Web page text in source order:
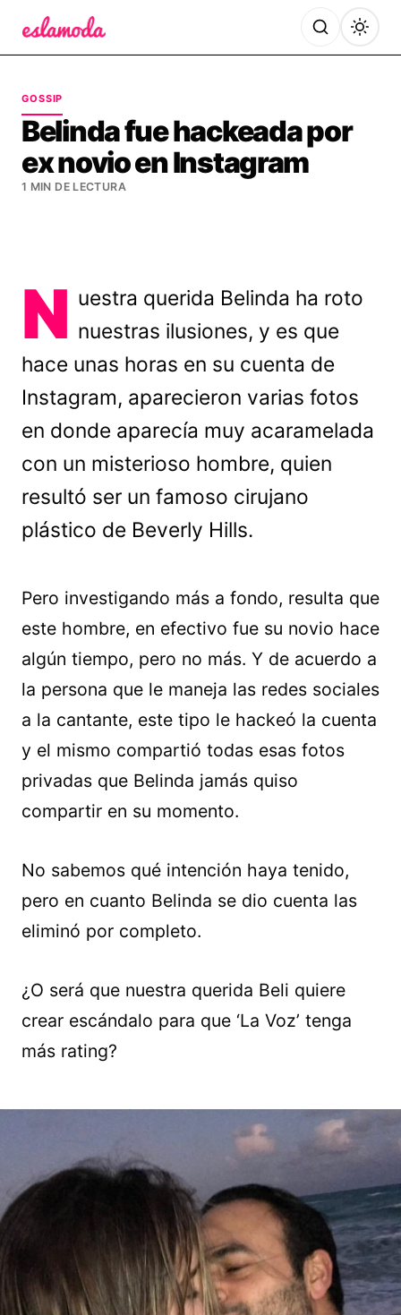
GOSSIP
Belinda fue hackeada por
ex novio en Instagram
1 MIN DE LECTURA
N uestra querida Belinda ha roto
nuestras ilusiones, y es que
hace unas horas en su cuenta de
Instagram, aparecieron varias fotos
en donde aparecía muy acaramelada
con un misterioso hombre, quien
resultó ser un famoso cirujano
plástico de Beverly Hills.
Pero investigando más a fondo, resulta que
este hombre, en efectivo fue su novio hace
algún tiempo, pero no más. Y de acuerdo a
la persona que le maneja las redes sociales
a la cantante, este tipo le hackeó la cuenta
y el mismo compartió todas esas fotos
privadas que Belinda jamás quiso
compartir en su momento.
No sabemos qué intención haya tenido,
pero en cuanto Belinda se dio cuenta las
eliminó por completo.
¿O será que nuestra querida Beli quiere
crear escándalo para que ‘La Voz’ tenga
más rating?